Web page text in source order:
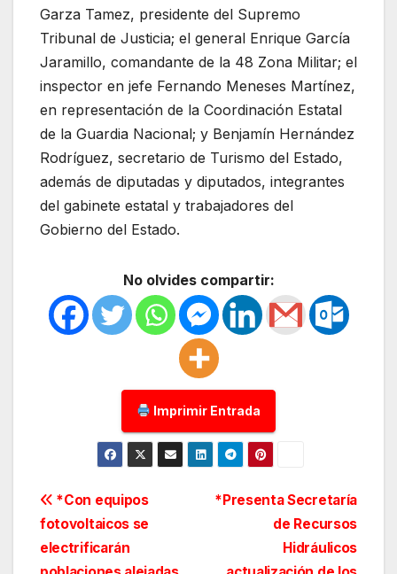
Garza Tamez, presidente del Supremo
Tribunal de Justicia; el general Enrique García
Jaramillo, comandante de la 48 Zona Militar; el
inspector en jefe Fernando Meneses Martínez,
en representación de la Coordinación Estatal
de la Guardia Nacional; y Benjamín Hernández
Rodríguez, secretario de Turismo del Estado,
además de diputadas y diputados, integrantes
del gabinete estatal y trabajadores del
Gobierno del Estado.
No olvides compartir:
Imprimir Entrada
Navegación
de
*Presenta Secretaría
de Recursos
Hidráulicos
*Con equipos
fotovoltaicos se
electrificarán